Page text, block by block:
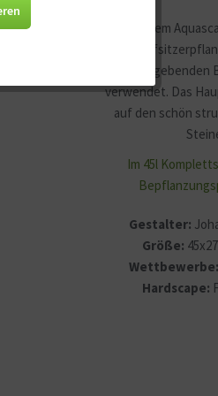
"In diesem
verwendet. Das
auf den schön
Im 45l
Gestalter:
Größe:
Wettbewerbe:
Hardscape: